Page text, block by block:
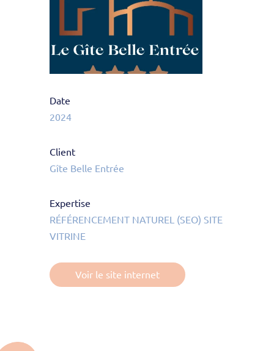
Date
2024
Client
Gîte Belle Entrée
Expertise
RÉFÉRENCEMENT NATUREL (SEO) SITE
VITRINE
Voir le site internet